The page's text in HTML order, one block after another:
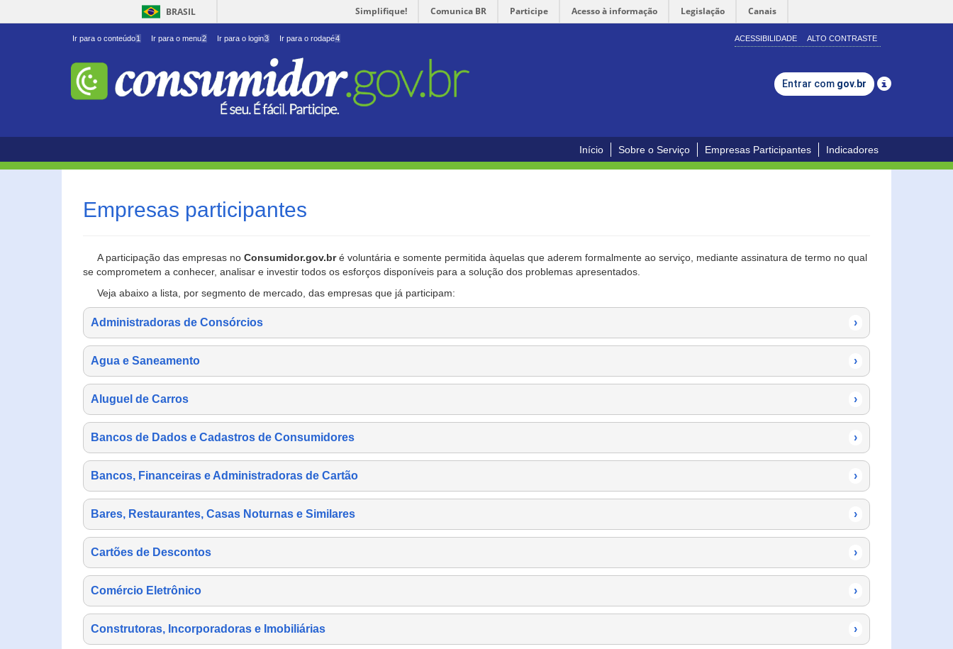
BRASIL Simplifique! Comunica BR Participe Acesso à informação Legislação Canais
Ir para o conteúdo1 Ir para o menu2 Ir para o login3 Ir para o rodapé4 ACESSIBILIDADE ALTO CONTRASTE
Entrar com gov.br
Início Sobre o Serviço Empresas Participantes Indicadores
Empresas participantes
A participação das empresas no Consumidor.gov.bré voluntária e somente permitida àquelas que aderem formalmente ao serviço, mediante assinatura de termo no qual
se comprometem a conhecer, analisar e investir todos os esforços disponíveis para a solução dos problemas apresentados.
Veja abaixo a lista, por segmento de mercado, das empresas que já participam:
Administradoras de Consórcios ›
Agua e Saneamento ›
Aluguel de Carros ›
Bancos de Dados e Cadastros de Consumidores ›
Bancos, Financeiras e Administradoras de Cartão ›
Bares, Restaurantes, Casas Noturnas e Similares ›
Cartões de Descontos ›
Comércio Eletrônico ›
Construtoras, Incorporadoras e Imobiliárias ›